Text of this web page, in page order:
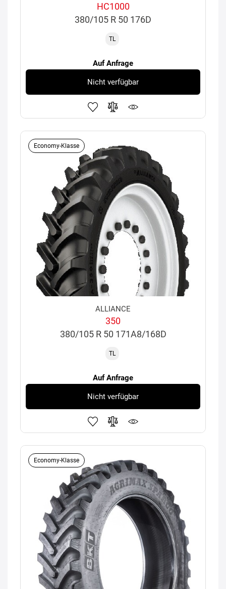
HC1000
380/105 R 50 176D
TL
Auf Anfrage
Nicht verfügbar
Economy-Klasse
ALLIANCE
350
380/105 R 50 171A8/168D
TL
Auf Anfrage
Nicht verfügbar
Economy-Klasse